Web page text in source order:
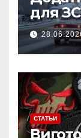
для
СТАТЬИ